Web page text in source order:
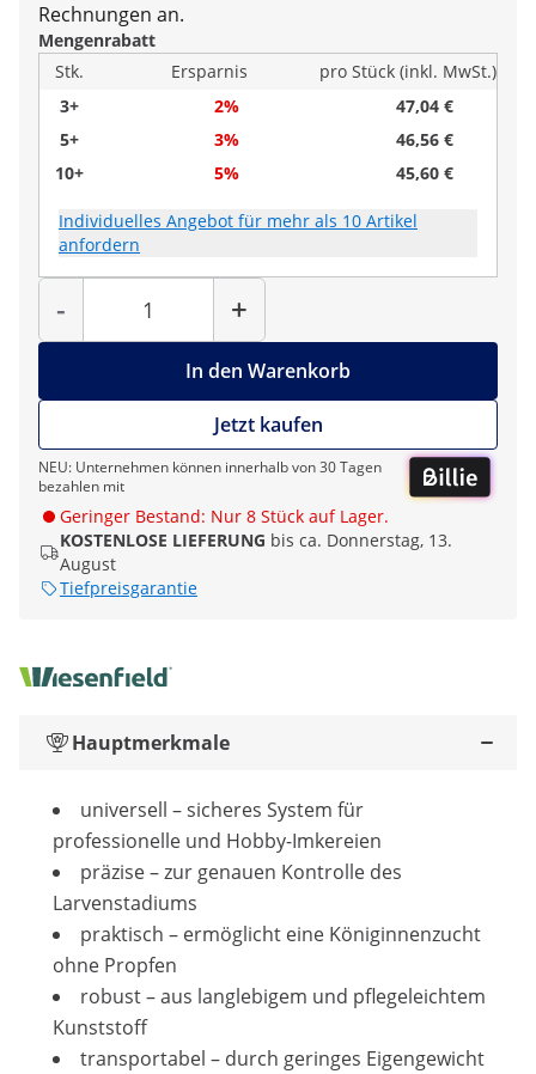
Rechnungen an.
Mengenrabatt
Stk.
Ersparnis
pro Stück (inkl. MwSt.)
3+
2%
47,04 €
5+
3%
46,56 €
10+
5% 45,60 €
Individuelles Angebot für mehr als 10 Artikel
anfordern
-
Menge
+
In den Warenkorb
Jetzt kaufen
NEU: Unternehmen können innerhalb von 30 Tagen
bezahlen mit
Geringer Bestand: Nur 8 Stück auf Lager.
KOSTENLOSE LIEFERUNG bis ca. Donnerstag, 13.
August
Tiefpreisgarantie
Hauptmerkmale
universell – sicheres System für
professionelle und Hobby-Imkereien
präzise – zur genauen Kontrolle des
Larvenstadiums
praktisch – ermöglicht eine Königinnenzucht
ohne Propfen
robust – aus langlebigem und pflegeleichtem
Kunststoff
transportabel – durch geringes Eigengewicht